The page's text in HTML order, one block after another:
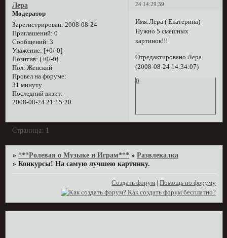
24 14:29:39
Лера
Модератор
Зарегистрирован: 2008-08-24
Приглашений: 0
Сообщений: 3
Уважение: [+0/-0]
Позитив: [+0/-0]
Пол: Женский
Провел на форуме:
31 минуту
Последний визит:
2008-08-24 21:15:20
Имя:Лера ( Екатерина)
Нужно 5 смешных
картинок!!!
Отредактировано Лера
(2008-08-24 14:34:07)
0
Страница: 1
»***Ролевая о Музыке и Играм*** »Развлекалка
»Конкурсы! На самую лучшею картинку.
Создать форум |Помощь по форуму